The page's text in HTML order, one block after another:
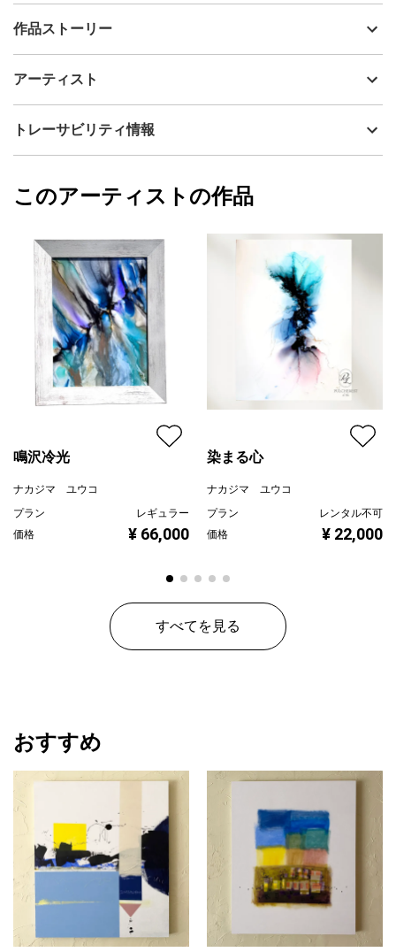
出品者
制作年
ミクストメディア
カラー
ホワイト
ジャンル
抽象画
配送目安
二週間以内
作品ストーリー
木製パネル
空の涙か
大地の祈りか
アクリルメディウムで凹凸と質感をつけ、アルコールインクでや
わらかく色を重ねました。
雨のような、雪のような、
なんでもない雫の流れを縦のラインで静かに描いています。
マットから艶まで、さまざまな質感が重なり、光の角度によって
印象が変化します。
自然の中にある“瞬間のきらめき”を閉じ込めました。
穏やかな空気を生み出してくれます。
直径18cmとコンパクトなサイズのため、
飾る場所を選ばず、イーゼルなどで棚やデスクに立てかけてもお
雫(300mm/square)
また、同サイズ作品を二つ並べていただいても可愛いです。
【ご注意事項】
商品画像は実際の原画とは質感や色見が多少異なります。
制作上作品裏面にインクなどが付着しております。
熱や紫外線により褪色するインクを用いてアートを描いていま
す。UV保護の加工を施しますが、経年変化が発生する場合がある
ことご理解ください。
アーティスト
ナカジマ ユウコ
フォローする
トレーサビリティ情報
ナカジマ ユウコ
このアーティストの作品
鳴沢冷光
ナカジマ ユウコ
プラン
レギュラー
価格
¥ 66,000
染まる心
ナカジマ ユウコ
プラン
レンタル不可
価格
¥ 22,000
すべてを見る
おすすめ